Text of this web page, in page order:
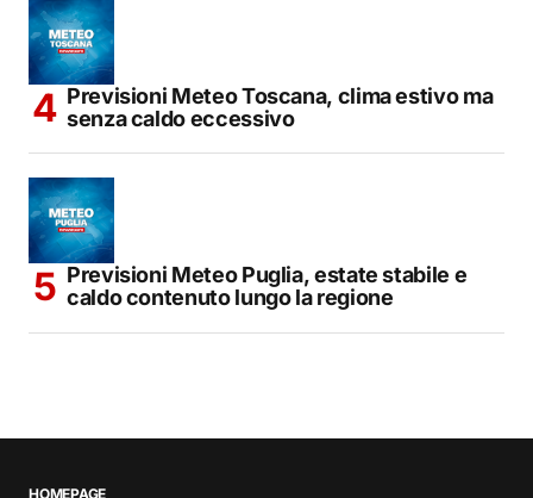
Previsioni Meteo Toscana, clima estivo ma
senza caldo eccessivo
Previsioni Meteo Puglia, estate stabile e
caldo contenuto lungo la regione
HOMEPAGE